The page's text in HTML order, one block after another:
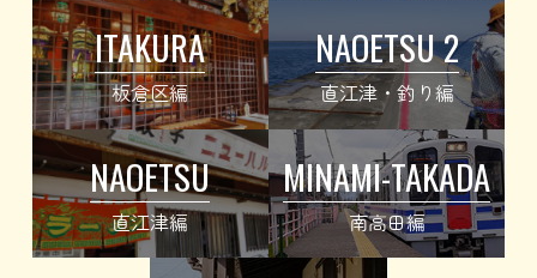
ITAKURA
板倉区編
NAOETSU 2
直江津・釣り編
NAOETSU
直江津編
MINAMI-TAKADA
南高田編